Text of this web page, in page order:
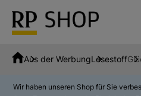
Aus der WerbungLesestoff
Wir haben unseren Shop für Sie